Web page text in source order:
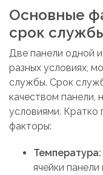
Основные
срок
Две панели одной
разных условиях,
службы. Срок
качеством
условиями. Кратко
факторы:
Температура:
ячейки